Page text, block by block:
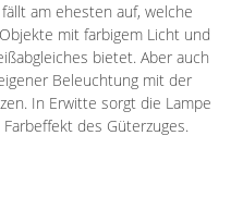
am ehesten auf, welche
mit farbigem Licht und
bietet. Aber auch
Beleuchtung mit der
In Erwitte sorgt die Lampe
des Güterzuges.